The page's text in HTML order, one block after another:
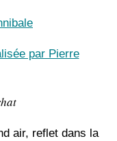
par Pierre
air, reflet dans la